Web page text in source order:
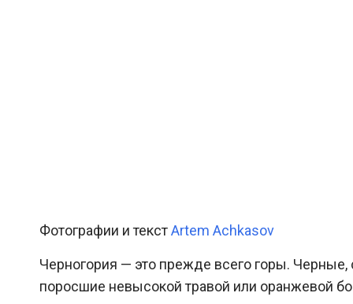
Фотографии и текстArtem Achkasov
Черногория — это прежде всего горы.
поросшие невысокой травой или оранжевой